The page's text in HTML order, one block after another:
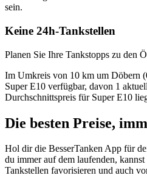
sein.
Keine 24h-Tankstellen
Planen Sie Ihre Tankstopps zu den
Im Umkreis von 10 km um Döbern
Super E10 verfügbar, davon 1
Durchschnittspreis für Super E10
Die besten Preise,
Hol dir die BesserTanken App für
du immer auf dem laufenden, kannst
Tankstellen favorisieren und auch